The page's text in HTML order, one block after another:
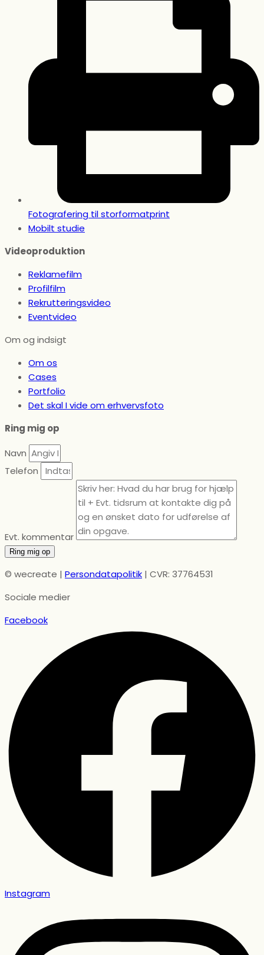
Fotografering til storformatprint
Mobilt studie
Videoproduktion
Reklamefilm
Profilfilm
Rekrutteringsvideo
Eventvideo
Om og indsigt
Om os
Cases
Portfolio
Det skal I vide om erhvervsfoto
Ring mig op
Navn
Telefon
Evt. kommentar
Ring mig op
© wecreate | Persondatapolitik | CVR: 37764531
Sociale medier
Facebook
Instagram